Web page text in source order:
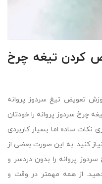
کردن تیغه چرخ
تعویض تیغ سردوز پروانه
چرخ سردوز پروانه را خودتان
ساده اما بسیار کاربردی
نیاز کنید. به این صورت بعضی از
پروانه را بدون دردسر و
از همه مهمتر در وقت و